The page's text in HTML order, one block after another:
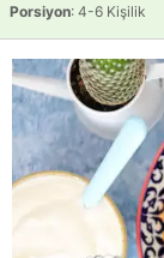
Porsiyon: 4-6 Kişilik